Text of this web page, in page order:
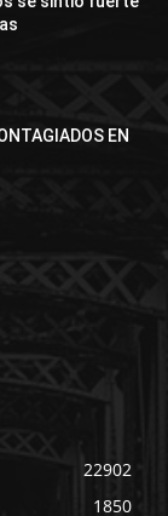
EN
22902
1850